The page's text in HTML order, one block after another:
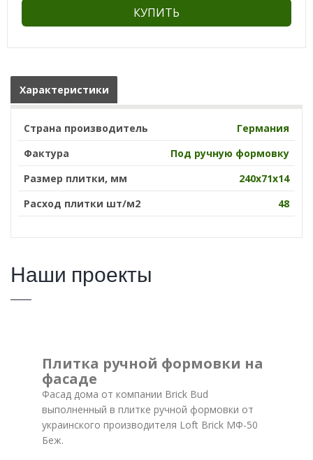
КУПИТЬ
Характеристики
Страна производитель
Германия
Фактура
Под ручную формовку
Размер плитки, мм
240х71х14
Расход плитки шт/м2
48
Наши проекты
Плитка ручной формовки на
фасаде
Фасад дома от компании Brick Bud
выполненный в плитке ручной формовки от
украинского производителя Loft Brick МФ-50
Беж.